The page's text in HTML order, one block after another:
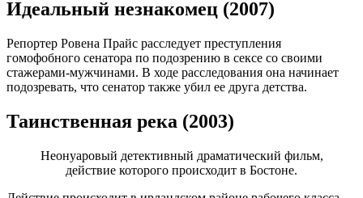
Идеальный незнакомец (2007)
Репортер Ровена Прайс расследует преступления
гомофобного сенатора по подозрению в сексе со своими
стажерами-мужчинами. В ходе расследования она начинает
подозревать, что сенатор также убил ее друга детства.
Таинственная река (2003)
Неонуаровый детективный драматический фильм,
действие которого происходит в Бостоне.